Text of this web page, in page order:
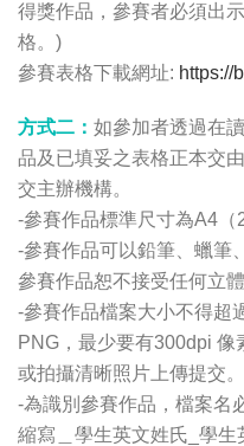
得獎作品，參賽者必須出
格。)
參賽表格下載網址: https://
方式二： 如參加者透過在
品及已填妥之表格正本交
交主辦機構。
-參賽作品標準尺寸為A4（
-參賽作品可以鉛筆、蠟筆
參賽作品恕不接受任何立
-參賽作品檔案大小不得超
PNG，最少要有300dpi
或拍攝清晰照片上傳提交。
-為識別參賽作品，檔案名
縮寫＿學生英文姓氏_學